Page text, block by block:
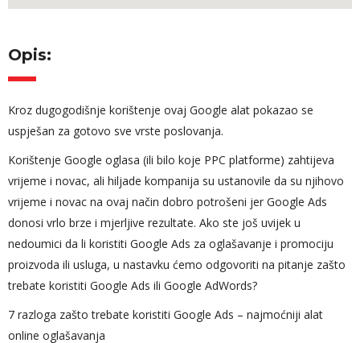
Opis:
Kroz dugogodišnje korištenje ovaj Google alat pokazao se
uspješan za gotovo sve vrste poslovanja.
Korištenje Google oglasa (ili bilo koje PPC platforme) zahtijeva
vrijeme i novac, ali hiljade kompanija su ustanovile da su njihovo
vrijeme i novac na ovaj način dobro potrošeni jer Google Ads
donosi vrlo brze i mjerljive rezultate. Ako ste još uvijek u
nedoumici da li koristiti Google Ads za oglašavanje i promociju
proizvoda ili usluga, u nastavku ćemo odgovoriti na pitanje zašto
trebate koristiti Google Ads ili Google AdWords?
7 razloga zašto trebate koristiti Google Ads – najmoćniji alat
online oglašavanja